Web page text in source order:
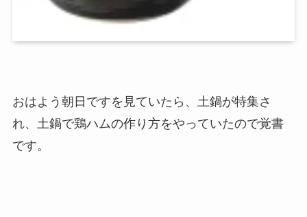
おはよう朝日ですを見ていたら、土鍋が特集さ
れ、土鍋で鶏ハムの作り方をやっていたので覚書
です。